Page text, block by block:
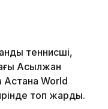
теннисші,
Асылжан
World
топ жарды.